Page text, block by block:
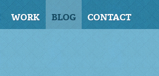
WORK BLOG CONTACT